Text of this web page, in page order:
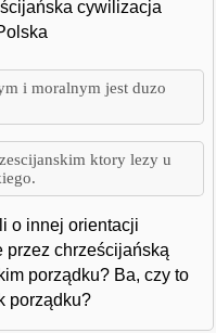
cywilizacja
i moralnym jest duzo
ktory lezy u
o innej orientacji
przez chrześcijańską
porządku? Ba, czy to
porządku?